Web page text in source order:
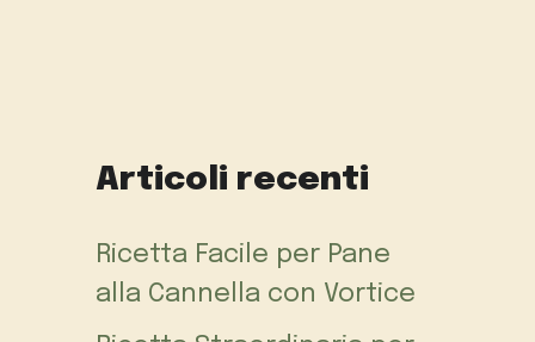
Articoli recenti
Ricetta Facile per Pane
alla Cannella con Vortice